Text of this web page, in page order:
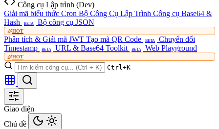
Công cụ Lập trình (Dev)
Giải mã biểu thức Cron Bộ Công Cụ Lập Trình Công cụ Base64 &
Hash
BETA Bộ công cụ JSON
HOT
Phân tích & Giải mã JWT Tạo mã QR Code BETA
Chuyển đổi
Timestamp
BETA URL & Base64 Toolkit BETA Web Playground
HOT
Ctrl+K
Giao diện
Chủ đề